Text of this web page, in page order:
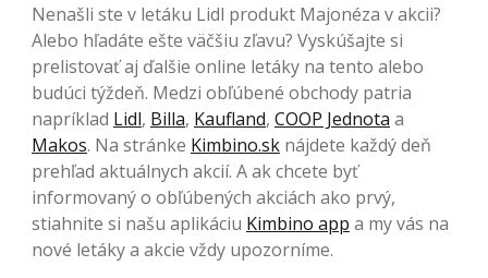
Nenašli ste v letáku Lidl produkt Majonéza v akcii?
Alebo hľadáte ešte väčšiu zľavu? Vyskúšajte si
prelistovať aj ďalšie online letáky na tento alebo
budúci týždeň. Medzi obľúbené obchody patria
napríklad Lidl, Billa, Kaufland, COOP Jednota a
Makos. Na stránke Kimbino.sk nájdete každý deň
prehľad aktuálnych akcií. A ak chcete byť
informovaný o obľúbených akciách ako prvý,
stiahnite si našu aplikáciu Kimbino app a my vás na
nové letáky a akcie vždy upozorníme.